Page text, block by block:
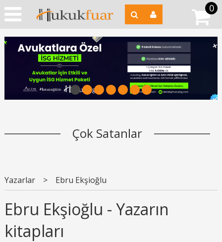
0
1 2 3 4 5 6 7
Çok Satanlar
Yazarlar > Ebru Ekşioğlu
Ebru Ekşioğlu - Yazarın
kitapları